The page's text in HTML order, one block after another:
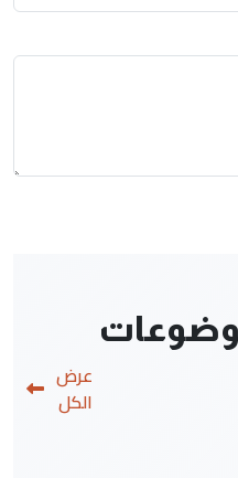
عرض
الكل